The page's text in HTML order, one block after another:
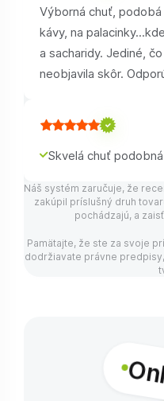
Výborná chuť, podobá
kávy, na
a sacharidy. Jediné,
neobjavila skôr.
Skvelá chuť
Náš systém zaručuje, že
zakúpil príslušný druh
pochádzajú, a
Pamätajte, že ste za svoje
dodržiavate právne